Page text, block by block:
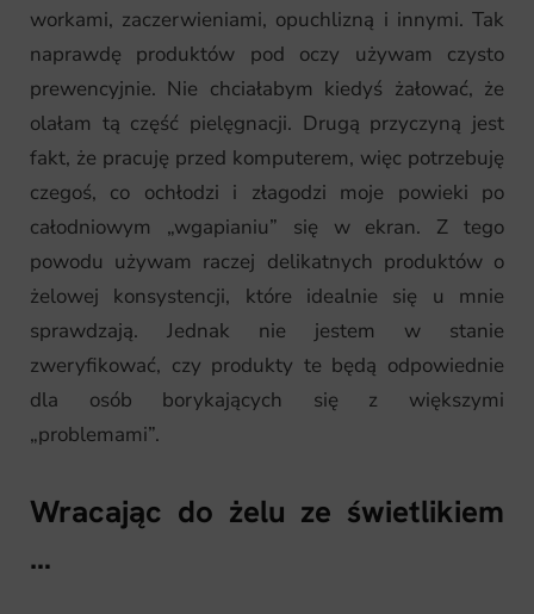
workami, zaczerwieniami, opuchlizną i innymi. Tak
naprawdę produktów pod oczy używam czysto
prewencyjnie. Nie chciałabym kiedyś żałować, że
olałam tą część pielęgnacji. Drugą przyczyną jest
fakt, że pracuję przed komputerem, więc potrzebuję
czegoś, co ochłodzi i złagodzi moje powieki po
całodniowym „wgapianiu” się w ekran. Z tego
powodu używam raczej delikatnych produktów o
żelowej konsystencji, które idealnie się u mnie
sprawdzają. Jednak nie jestem w stanie
zweryfikować, czy produkty te będą odpowiednie
dla osób borykających się z większymi
„problemami”.
Wracając do żelu ze świetlikiem
…